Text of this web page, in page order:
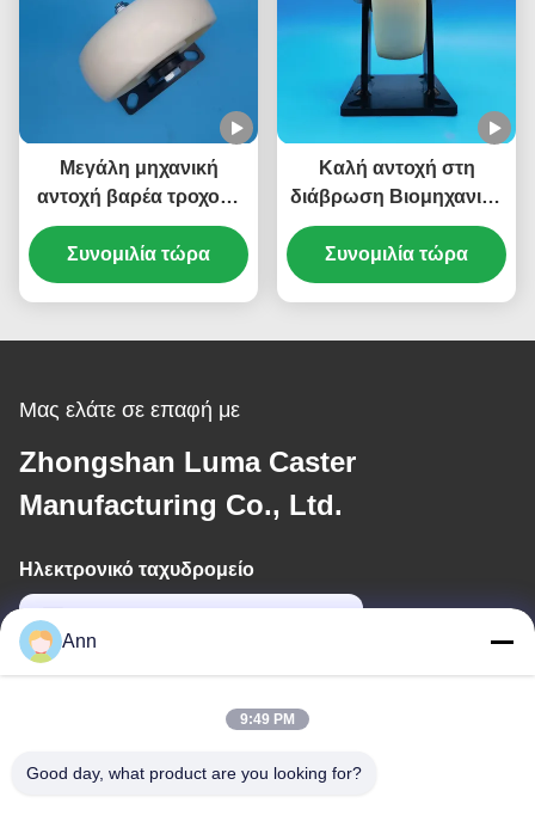
Μεγάλη μηχανική
αντοχή βαρέα τροχούς
νάιλον κυψέλες μονό 6
"κλειδωτό άκαμπτο
στροφή ηλεκτρονικών
Συνομιλία τώρα
Καλή αντοχή στη
διάβρωση Βιομηχανικά
βαρέα τροχούς νάιλον
στροφές μονό 4"
κλειδωτές άκαμπτες
εργαστηριακές
Συνομιλία τώρα
Μας ελάτε σε επαφή με
Zhongshan Luma Caster
Manufacturing Co., Ltd.
Ηλεκτρονικό ταχυδρομείο
Αρ. 10, Βιομηχανική Λεωφόρος, Πόλη Σιαολάν, Ζονγκσάν,
Ann
9:49 PM
Good day, what product are you looking for?